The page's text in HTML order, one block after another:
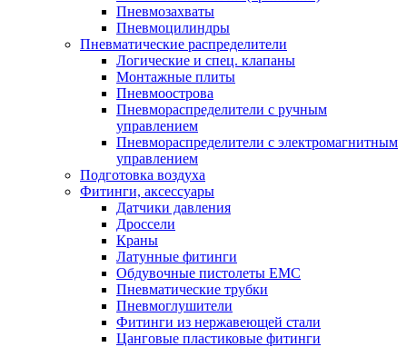
Пневмозахваты
Пневмоцилиндры
Пневматические распределители
Логические и спец. клапаны
Монтажные плиты
Пневмоострова
Пневмораспределители с ручным
управлением
Пневмораспределители с электромагнитным
управлением
Подготовка воздуха
Фитинги, аксессуары
Датчики давления
Дроссели
Краны
Латунные фитинги
Обдувочные пистолеты ЕМС
Пневматические трубки
Пневмоглушители
Фитинги из нержавеющей стали
Цанговые пластиковые фитинги